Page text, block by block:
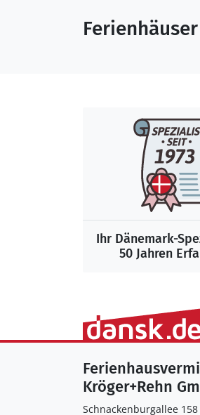
Ihr Dänemark-
50 Jahren
Kröger+Rehn
Schnackenburgallee 158